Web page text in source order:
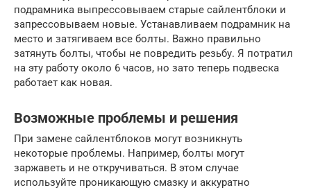
подрамника выпрессовываем старые сайлентблоки и
запрессовываем новые. Устанавливаем подрамник на
место и затягиваем все болты. Важно правильно
затянуть болты, чтобы не повредить резьбу. Я потратил
на эту работу около 6 часов, но зато теперь подвеска
работает как новая.
Возможные проблемы и решения
При замене сайлентблоков могут возникнуть
некоторые проблемы. Например, болты могут
заржаветь и не откручиваться. В этом случае
используйте проникающую смазку и аккуратно